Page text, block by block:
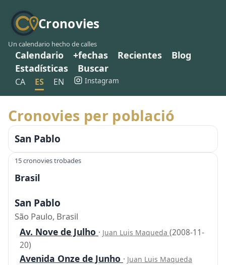
Cronovies
Un calendario hecho de calles
Calendario +fechas Recientes
Blog
Estadísticas
Buscar
CA ES EN Instagram
Cronovies per població
San Pablo
15 cronovies trobades
Brasil
San Pablo
São Paulo, Brasil
Av. Nove de Julho · Juan Luis Maqueda (2008-11-
20)
Avenida Onze de Junho · Juan Luis Maqueda